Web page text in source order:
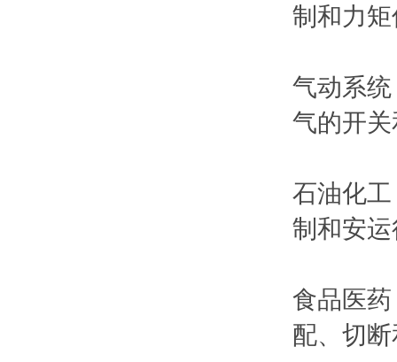
制和力
气动系
气的开
石油化
制和安
食品医
配、切